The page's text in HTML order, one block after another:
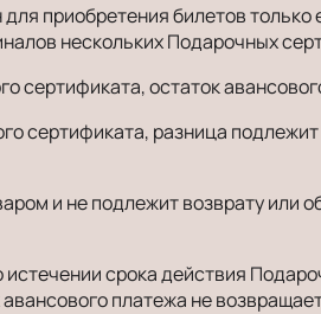
приобретения билетов
нескольких Подарочных
сертификата, остаток
сертификата, разница
и не подлежит возврату или
срока действия
платежа не